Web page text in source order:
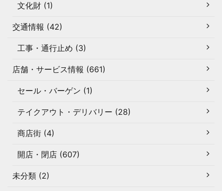
文化財 (1)
交通情報 (42)
工事・通行止め (3)
店舗・サービス情報 (661)
セール・バーゲン (1)
テイクアウト・デリバリー (28)
商店街 (4)
開店・閉店 (607)
未分類 (2)